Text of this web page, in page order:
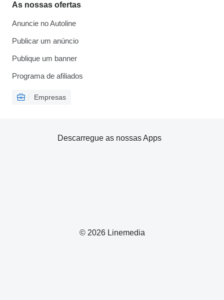
As nossas ofertas
Anuncie no Autoline
Publicar um anúncio
Publique um banner
Programa de afiliados
Empresas
© 2026 Linemedia
Descarregue as nossas Apps